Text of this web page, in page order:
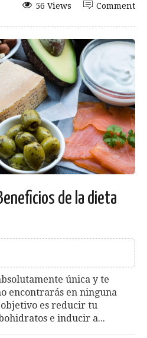
Comment
56 Views
de la dieta
única y te
encontrarás en ninguna
es reducir tu
e inducir a...